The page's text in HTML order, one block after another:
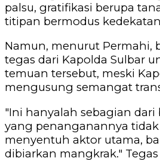
palsu, gratifikasi berupa
titipan bermodus
Namun, menurut Permahi,
tegas dari Kapolda Sulbar
temuan tersebut, meski
mengusung semangat
"Ini hanyalah sebagian dari
yang penanganannya
menyentuh aktor utama,
dibiarkan mangkrak."